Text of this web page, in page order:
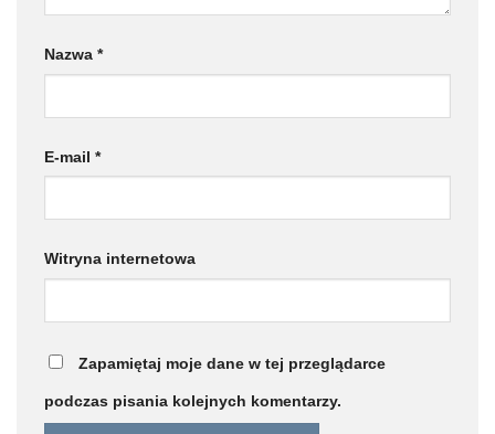
Nazwa *
E-mail *
Witryna internetowa
Zapamiętaj moje dane w tej przeglądarce
podczas pisania kolejnych komentarzy.